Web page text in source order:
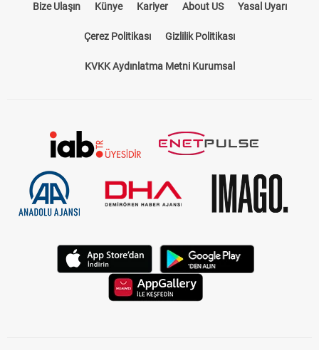
Bize Ulaşın Künye Kariyer About US Yasal Uyarı
Çerez Politikası Gizlilik Politikası
KVKK Aydınlatma Metni Kurumsal